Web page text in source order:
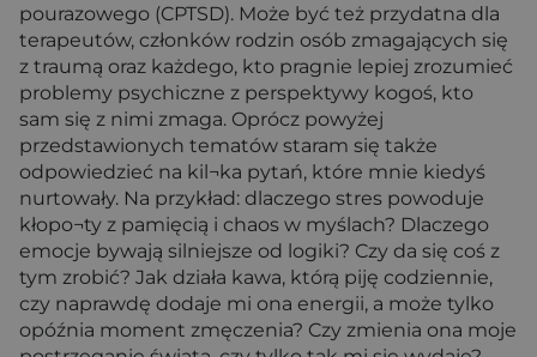
pourazowego (CPTSD). Może być też przydatna dla
terapeutów, członków rodzin osób zmagających się
z traumą oraz każdego, kto pragnie lepiej zrozumieć
problemy psychiczne z perspektywy kogoś, kto
sam się z nimi zmaga. Oprócz powyżej
przedstawionych tematów staram się także
odpowiedzieć na kil¬ka pytań, które mnie kiedyś
nurtowały. Na przykład: dlaczego stres powoduje
kłopo¬ty z pamięcią i chaos w myślach? Dlaczego
emocje bywają silniejsze od logiki? Czy da się coś z
tym zrobić? Jak działa kawa, którą piję codziennie,
czy naprawdę dodaje mi ona energii, a może tylko
opóźnia moment zmęczenia? Czy zmienia ona moje